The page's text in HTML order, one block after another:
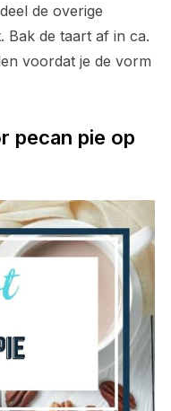
de overige
Bak de taart af in ca.
voordat je de vorm
pecan pie op